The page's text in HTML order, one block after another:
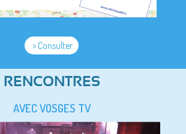
> Consulter
RENCONTRES
AVEC VOSGES TV